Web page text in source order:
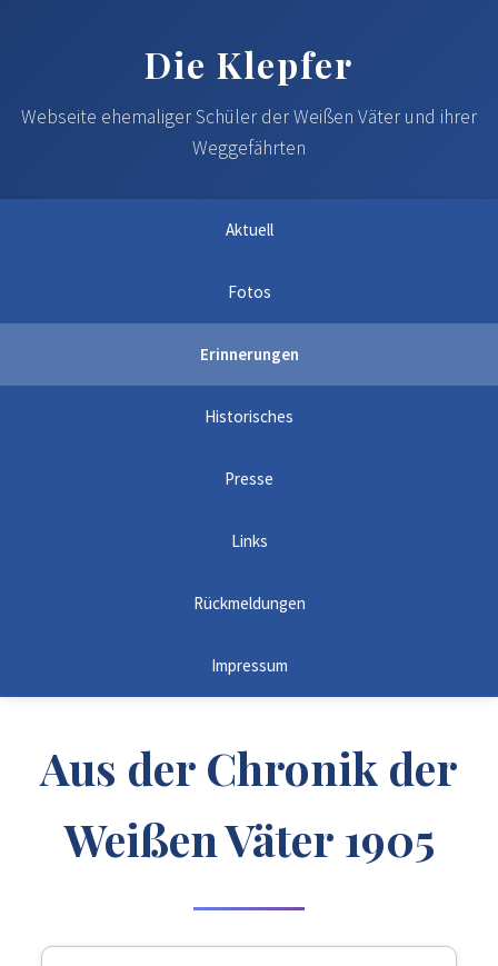
Die Klepfer
Webseite ehemaliger Schüler der Weißen Väter und ihrer
Weggefährten
Aktuell
Fotos
Erinnerungen
Historisches
Presse
Links
Rückmeldungen
Impressum
Aus der Chronik der
Weißen Väter 1905